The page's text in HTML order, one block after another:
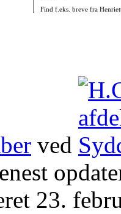
Find f.eks. breve fra
ved
23.